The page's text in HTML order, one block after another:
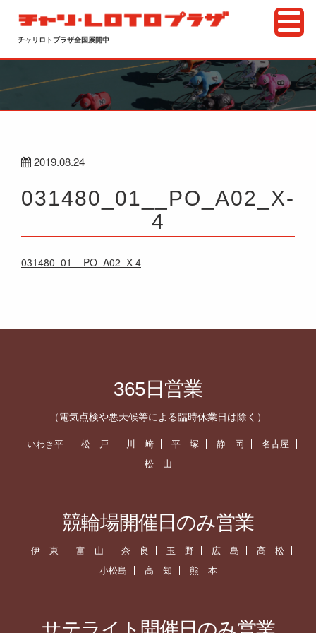
チャリロトプラザ全国展開中
2019.08.24
031480_01__PO_A02_X-
4
031480_01__PO_A02_X-4
365日営業
（電気点検や悪天候等による臨時休業日は除く）
いわき平 松 戸 川 崎 平 塚 静 岡
名古屋
松 山
競輪場開催日のみ営業
伊 東 富 山 奈 良 玉 野 広 島
高 松
小松島
高 知 熊 本